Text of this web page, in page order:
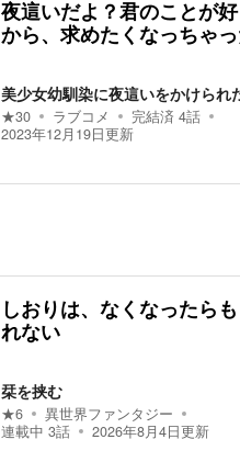
夜這いだよ？君のことが
から、求めたくなっちゃっ
美少女幼馴染に夜這いをかけられ
★30 ラブコメ 完結済 4話
2023年12月19日更新
しおりは、なくなったら
れない
栞を挟む
★6
異世界ファンタジー
連載中 3話 2026年8月4日更新